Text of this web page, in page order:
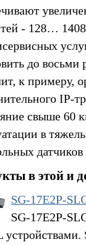
- 128…
до восьми
к примеру,
IP-
свыше 60
в
в этой и
SG-17E2P-
SG-17E2P-